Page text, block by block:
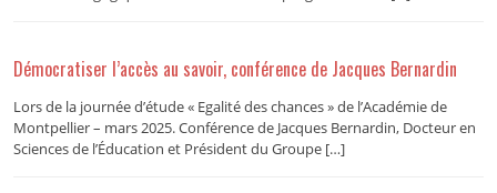
Démocratiser l’accès au savoir, conférence de Jacques Bernardin
Lors de la journée d’étude « Egalité des chances » de l’Académie de
Montpellier – mars 2025. Conférence de Jacques Bernardin, Docteur en
Sciences de l’Éducation et Président du Groupe […]